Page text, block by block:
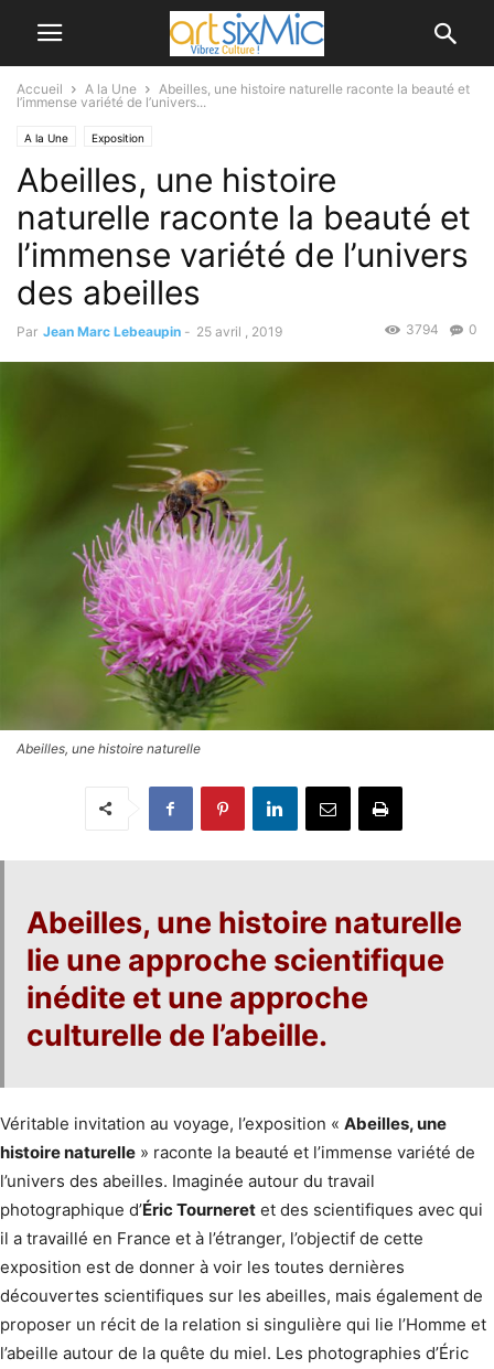
Accueil A la Une
Abeilles, une histoire naturelle raconte la beauté et
l’immense variété de l’univers...
A la Une Exposition
Abeilles, une histoire
naturelle raconte la beauté et
l’immense variété de l’univers
des abeilles
Par Jean Marc Lebeaupin - 25 avril , 2019 0
3794
Abeilles, une histoire naturelle
Abeilles, une histoire naturelle
lie une approche scientifique
inédite et une approche
culturelle de l’abeille.
Véritable invitation au voyage, l’exposition « Abeilles, une
histoire naturelle » raconte la beauté et l’immense variété de
l’univers des abeilles. Imaginée autour du travail
photographique d’Éric Tourneret et des scientifiques avec qui
il a travaillé en France et à l’étranger, l’objectif de cette
exposition est de donner à voir les toutes dernières
découvertes scientifiques sur les abeilles, mais également de
proposer un récit de la relation si singulière qui lie l’Homme et
l’abeille autour de la quête du miel. Les photographies d’Éric